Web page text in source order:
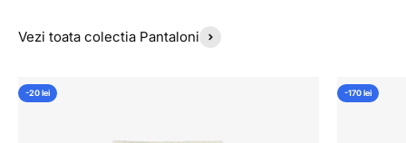
Vezi toata colectia Pantaloni
-20 lei -170 lei